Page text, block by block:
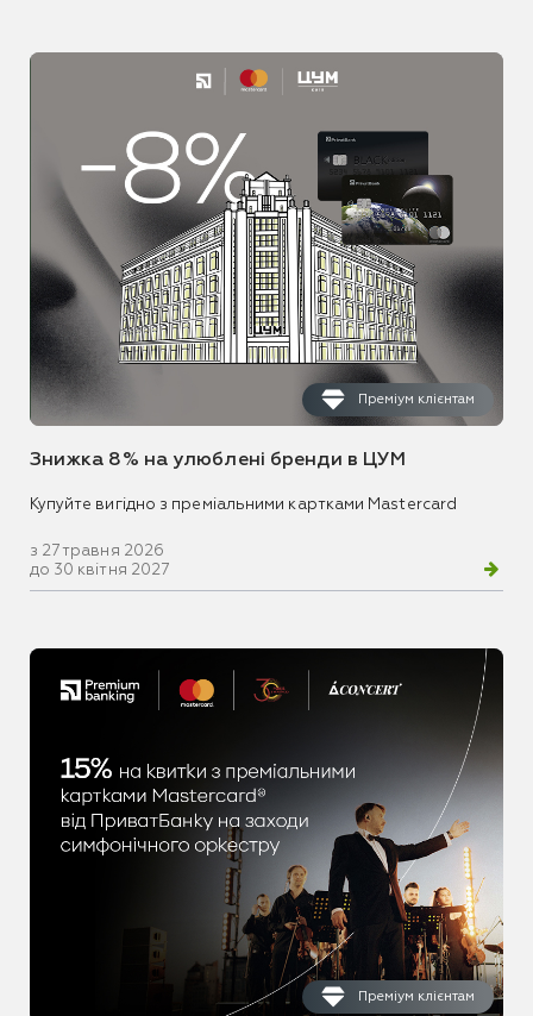
Преміум клієнтам
Знижка 8% на улюблені бренди в ЦУМ
Купуйте вигідно з преміальними картками Mastercard
з 27 травня 2026
до 30 квітня 2027
Преміум клієнтам